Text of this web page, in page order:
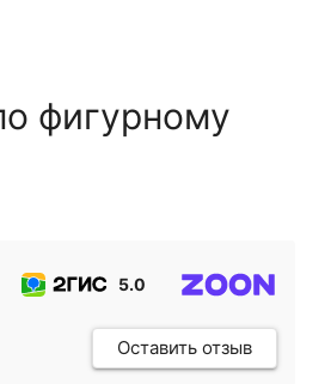
фигурному
5.0
Оставить отзыв